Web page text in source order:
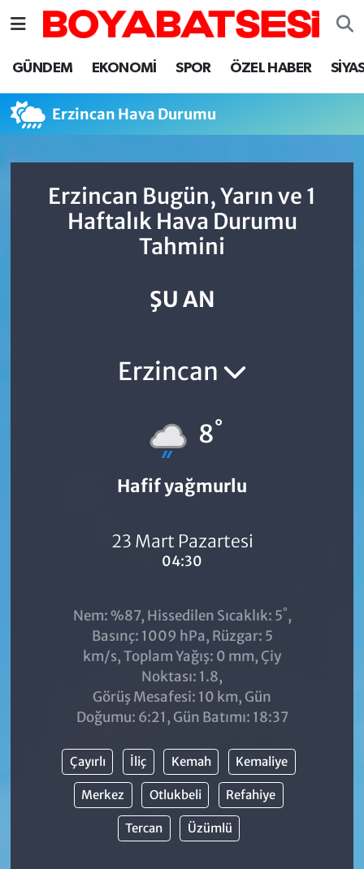
GÜNDEM EKONOMİ SPOR ÖZEL HABER
Erzincan Hava Durumu
Erzincan Bugün, Yarın ve 1
Haftalık Hava Durumu
Tahmini
ŞU AN
Erzincan
8°
Hafif yağmurlu
23 Mart Pazartesi
04:30
Nem: %87, Hissedilen Sıcaklık: 5°,
Basınç: 1009 hPa, Rüzgar: 5
km/s, Toplam Yağış: 0 mm, Çiy
Noktası: 1.8,
Görüş Mesafesi: 10 km, Gün
Doğumu: 6:21, Gün Batımı: 18:37
Çayırlı İliç Kemah Kemaliye
Merkez Otlukbeli Refahiye
Tercan Üzümlü
Sinop Nöbetçi Eczaneler
Sinop Hava Durumu
Sinop Trafik Yoğunluk Haritası
Süper Lig Puan Durumu ve Fikstür
Son Dakika Haberleri